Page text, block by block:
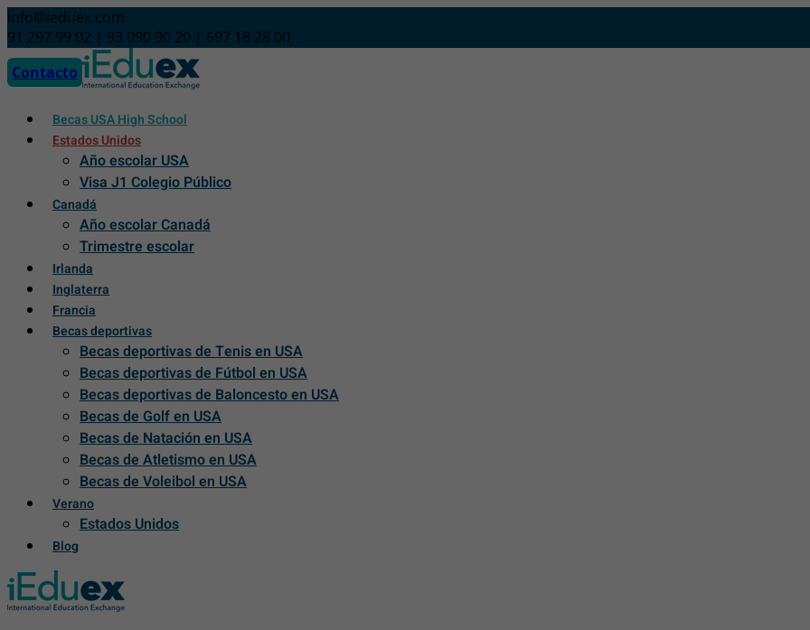
Skip
to
content
info@ieduex.com
91 297 99 02 | 93 090 90 20 | 697 18 28 00
Contacto
Becas USA High School
Estados Unidos
Año escolar USA
Visa J1 Colegio Público
Canadá
Año escolar Canadá
Trimestre escolar
Irlanda
Inglaterra
Francia
Becas deportivas
Becas deportivas de Tenis en USA
Becas deportivas de Fútbol en USA
Becas deportivas de Baloncesto en USA
Becas de Golf en USA
Becas de Natación en USA
Becas de Atletismo en USA
Becas de Voleibol en USA
Verano
Estados Unidos
Blog